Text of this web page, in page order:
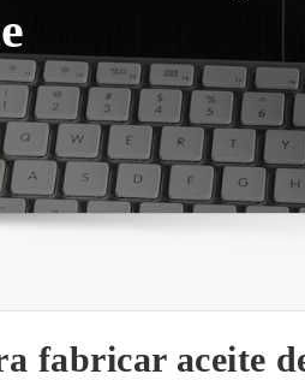
fabricar aceite